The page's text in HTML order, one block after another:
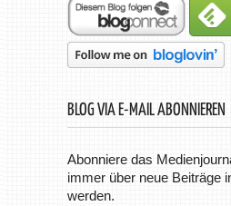
BLOG VIA E-MAIL ABONNIEREN
Abonniere das
immer über neue Beiträge
werden.